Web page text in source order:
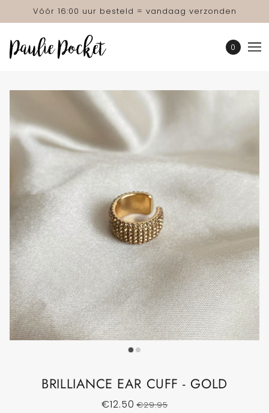
Vóór 16:00 uur besteld = vandaag verzonden
0
BRILLIANCE EAR CUFF - GOLD
€12.50 €29.95